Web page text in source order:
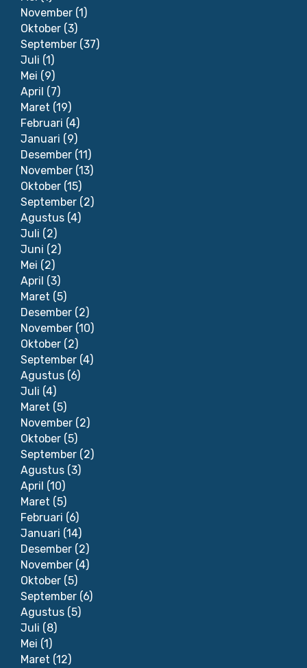
November (1)
Oktober (3)
September (37)
Juli (1)
Mei (9)
April (7)
Maret (19)
Februari (4)
Januari (9)
Desember (11)
November (13)
Oktober (15)
September (2)
Agustus (4)
Juli (2)
Juni (2)
Mei (2)
April (3)
Maret (5)
Desember (2)
November (10)
Oktober (2)
September (4)
Agustus (6)
Juli (4)
Maret (5)
November (2)
Oktober (5)
September (2)
Agustus (3)
April (10)
Maret (5)
Februari (6)
Januari (14)
Desember (2)
November (4)
Oktober (5)
September (6)
Agustus (5)
Juli (8)
Mei (1)
Maret (12)